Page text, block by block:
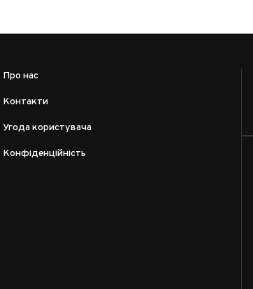
Про нас
Контакти
Угода користувача
Конфіденційність